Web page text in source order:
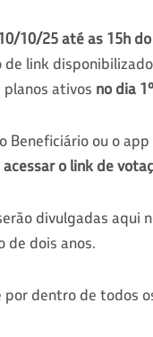
10/25 até as 15h
link
ativos no dia
Beneficiário ou o
o link de
divulgadas aqui
de dois anos.
dentro de todos